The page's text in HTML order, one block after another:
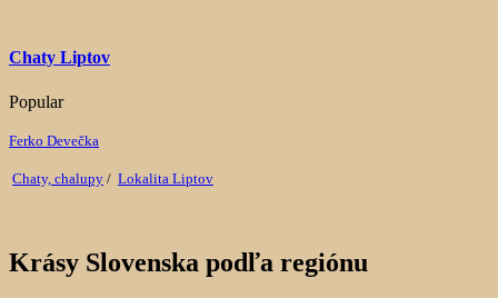
Chaty Liptov
Popular
Ferko Devečka
Chaty, chalupy / Lokalita Liptov
Krásy Slovenska podľa regiónu